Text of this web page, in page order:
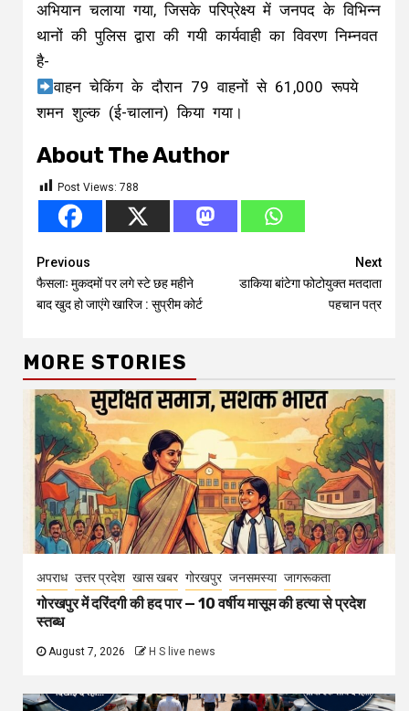
अभियान चलाया गया, जिसके परिप्रेक्ष्य में जनपद के विभिन्न
थानों की पुलिस द्वारा की गयी कार्यवाही का विवरण निम्नवत
है-
वाहन चेकिंग के दौरान 79 वाहनों से 61,000 रूपये
शमन शुल्क (ई-चालान) किया गया।
About The Author
Post Views: 788
Continue
Reading
Previous
फैसलाः मुकदमों पर लगे स्टे छह महीने
बाद खुद हो जाएंगे खारिज : सुप्रीम कोर्ट
Next
डाकिया बांटेगा फोटोयुक्त मतदाता
पहचान पत्र
MORE STORIES
अपराध उत्तर प्रदेश खास खबर गोरखपुर जनसमस्या जागरूकता
गोरखपुर में दरिंदगी की हद पार — 10 वर्षीय मासूम की हत्या से प्रदेश
स्तब्ध
August 7, 2026 H S live news